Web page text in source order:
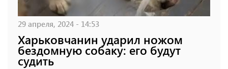
29 апреля, 2024 - 14:53
Харьковчанин ударил ножом
бездомную собаку: его будут
судить